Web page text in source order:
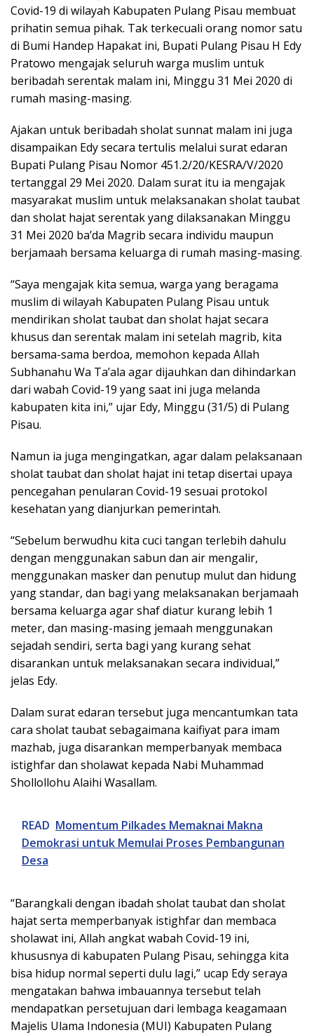
Covid-19 di wilayah Kabupaten Pulang Pisau membuat
prihatin semua pihak. Tak terkecuali orang nomor satu
di Bumi Handep Hapakat ini, Bupati Pulang Pisau H Edy
Pratowo mengajak seluruh warga muslim untuk
beribadah serentak malam ini, Minggu 31 Mei 2020 di
rumah masing-masing.
Ajakan untuk beribadah sholat sunnat malam ini juga
disampaikan Edy secara tertulis melalui surat edaran
Bupati Pulang Pisau Nomor 451.2/20/KESRA/V/2020
tertanggal 29 Mei 2020. Dalam surat itu ia mengajak
masyarakat muslim untuk melaksanakan sholat taubat
dan sholat hajat serentak yang dilaksanakan Minggu
31 Mei 2020 ba’da Magrib secara individu maupun
berjamaah bersama keluarga di rumah masing-masing.
“Saya mengajak kita semua, warga yang beragama
muslim di wilayah Kabupaten Pulang Pisau untuk
mendirikan sholat taubat dan sholat hajat secara
khusus dan serentak malam ini setelah magrib, kita
bersama-sama berdoa, memohon kepada Allah
Subhanahu Wa Ta’ala agar dijauhkan dan dihindarkan
dari wabah Covid-19 yang saat ini juga melanda
kabupaten kita ini,” ujar Edy, Minggu (31/5) di Pulang
Pisau.
Namun ia juga mengingatkan, agar dalam pelaksanaan
sholat taubat dan sholat hajat ini tetap disertai upaya
pencegahan penularan Covid-19 sesuai protokol
kesehatan yang dianjurkan pemerintah.
“Sebelum berwudhu kita cuci tangan terlebih dahulu
dengan menggunakan sabun dan air mengalir,
menggunakan masker dan penutup mulut dan hidung
yang standar, dan bagi yang melaksanakan berjamaah
bersama keluarga agar shaf diatur kurang lebih 1
meter, dan masing-masing jemaah menggunakan
sejadah sendiri, serta bagi yang kurang sehat
disarankan untuk melaksanakan secara individual,”
jelas Edy.
Dalam surat edaran tersebut juga mencantumkan tata
cara sholat taubat sebagaimana kaifiyat para imam
mazhab, juga disarankan memperbanyak membaca
istighfar dan sholawat kepada Nabi Muhammad
Shollollohu Alaihi Wasallam.
READ Momentum Pilkades Memaknai Makna
Demokrasi untuk Memulai Proses Pembangunan
Desa
“Barangkali dengan ibadah sholat taubat dan sholat
hajat serta memperbanyak istighfar dan membaca
sholawat ini, Allah angkat wabah Covid-19 ini,
khususnya di kabupaten Pulang Pisau, sehingga kita
bisa hidup normal seperti dulu lagi,” ucap Edy seraya
mengatakan bahwa imbauannya tersebut telah
mendapatkan persetujuan dari lembaga keagamaan
Majelis Ulama Indonesia (MUI) Kabupaten Pulang